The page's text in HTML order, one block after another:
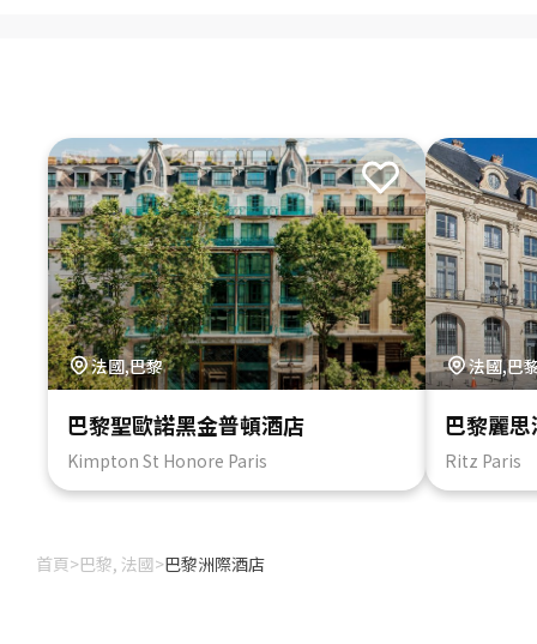
法國,巴黎
巴黎聖歐諾黑金普頓酒店
Kimpton St Honore Paris
法國,巴
巴黎麗
Ritz Paris
首頁>巴黎, 法國>巴黎洲際酒店